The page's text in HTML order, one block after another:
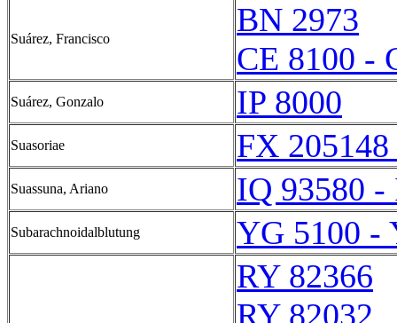
Suárez, Francisco
BN 2973
CE 8100 -
Suárez, Gonzalo IP 8000
Suasoriae FX
Suassuna, Ariano IQ 93580 -
Subarachnoidalblutung
YG 5100 -
RY 82366
RY 82032